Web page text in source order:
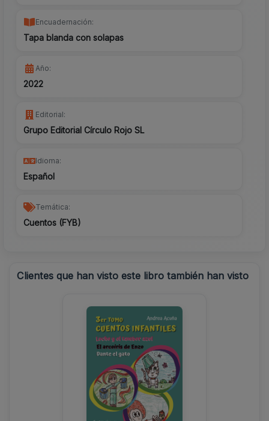
Encuadernación:
Tapa blanda con solapas
Año:
2022
Editorial:
Grupo Editorial Círculo Rojo SL
Idioma:
Español
Temática:
Cuentos (FYB)
Clientes que han visto este libro también han visto